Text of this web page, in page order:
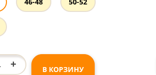
+ В КОРЗИНУ